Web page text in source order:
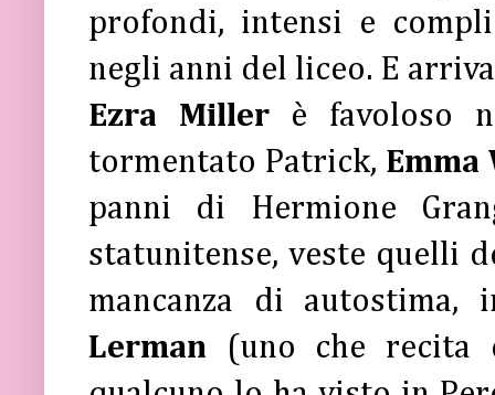
profondi, intensi e
negli anni del liceo. E
Ezra Millerè favoloso
tormentato Patrick, Emma
panni di Hermione
statunitense, veste quelli
mancanza di autostima,
Lerman (uno che recita